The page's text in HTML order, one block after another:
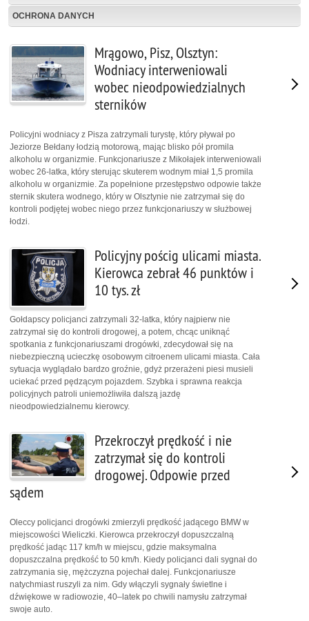
OCHRONA DANYCH
Mrągowo, Pisz, Olsztyn:
Wodniacy interweniowali
wobec nieodpowiedzialnych
sterników
Policyjni wodniacy z Pisza zatrzymali turystę, który pływał po
Jeziorze Bełdany łodzią motorową, mając blisko pół promila
alkoholu w organizmie. Funkcjonariusze z Mikołajek interweniowali
wobec 26-latka, który sterując skuterem wodnym miał 1,5 promila
alkoholu w organizmie. Za popełnione przestępstwo odpowie także
sternik skutera wodnego, który w Olsztynie nie zatrzymał się do
kontroli podjętej wobec niego przez funkcjonariuszy w służbowej
łodzi.
Policyjny pościg ulicami miasta.
Kierowca zebrał 46 punktów i
10 tys. zł
Gołdapscy policjanci zatrzymali 32-latka, który najpierw nie
zatrzymał się do kontroli drogowej, a potem, chcąc uniknąć
spotkania z funkcjonariuszami drogówki, zdecydował się na
niebezpieczną ucieczkę osobowym citroenem ulicami miasta. Cała
sytuacja wyglądało bardzo groźnie, gdyż przerażeni piesi musieli
uciekać przed pędzącym pojazdem. Szybka i sprawna reakcja
policyjnych patroli uniemożliwiła dalszą jazdę
nieodpowiedzialnemu kierowcy.
Przekroczył prędkość i nie
zatrzymał się do kontroli
drogowej. Odpowie przed
sądem
Oleccy policjanci drogówki zmierzyli prędkość jadącego BMW w
miejscowości Wieliczki. Kierowca przekroczył dopuszczalną
prędkość jadąc 117 km/h w miejscu, gdzie maksymalna
dopuszczalna prędkość to 50 km/h. Kiedy policjanci dali sygnał do
zatrzymania się, mężczyzna pojechał dalej. Funkcjonariusze
natychmiast ruszyli za nim. Gdy włączyli sygnały świetlne i
dźwiękowe w radiowozie, 40–latek po chwili namysłu zatrzymał
swoje auto.